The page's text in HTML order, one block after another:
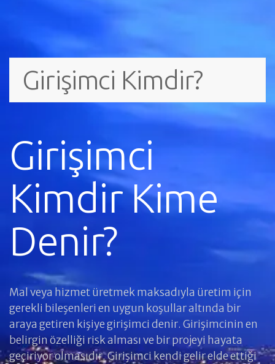
Girişimci Kimdir?
Girişimci
Kimdir Kime
Denir?
Mal veya hizmet üretmek maksadıyla üretim için
gerekli bileşenleri en uygun koşullar altında bir
araya getiren kişiye girişimci denir. Girişimcinin en
belirgin özelliği risk alması ve bir projeyi hayata
geçiriyor olmasıdır. Girişimci kendi gelir elde ettiği